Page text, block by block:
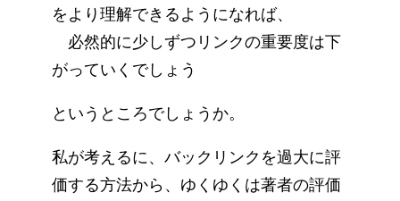
をより理解できるようになれば、
必然的に少しずつリンクの重要度は下
がっていくでしょう
というところでしょうか。
私が考えるに、バックリンクを過大に評
価する方法から、ゆくゆくは著者の評価